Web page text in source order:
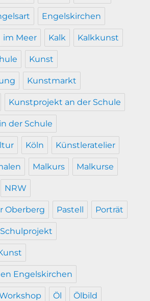
Engelskirchen
im Meer Kalk Kalkkunst
Kunst
Kunstmarkt
Kunstprojekt an der Schule
der Schule
Köln Künstleratelier
Malkurs Malkurse
NRW
Oberberg Pastell Porträt
Schulprojekt
Engelskirchen
Öl Ölbild